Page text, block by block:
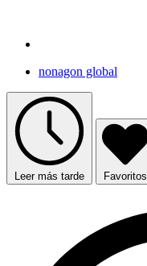
nonagon global
Leer más tarde Favoritos